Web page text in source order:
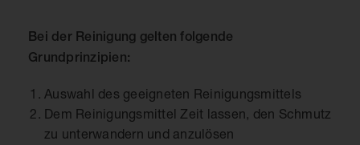
Bei der Reinigung gelten folgende
Grundprinzipien:
Auswahl des geeigneten Reinigungsmittels
Dem Reinigungsmittel Zeit lassen, den Schmutz
zu unterwandern und anzulösen